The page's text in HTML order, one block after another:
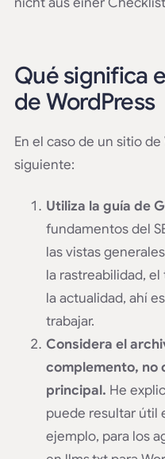
Qué significa
de WordPress
En el caso de un sitio
siguiente:
Utiliza la guía de
fundamentos del
las vistas
la rastreabilidad,
la actualidad, ahí
trabajar.
Considera el
complemento, no
principal. He
puede resultar útil
ejemplo, para los